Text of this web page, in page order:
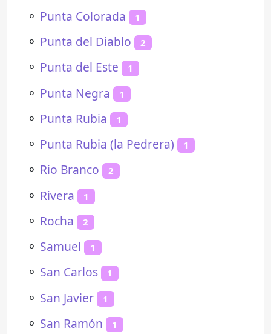
⚬ Punta Colorada 1
⚬ Punta del Diablo 2
⚬ Punta del Este 1
⚬ Punta Negra 1
⚬ Punta Rubia 1
⚬ Punta Rubia (la Pedrera) 1
⚬ Rio Branco 2
⚬ Rivera 1
⚬ Rocha 2
⚬ Samuel 1
⚬ San Carlos 1
⚬ San Javier 1
⚬ San Ramón 1